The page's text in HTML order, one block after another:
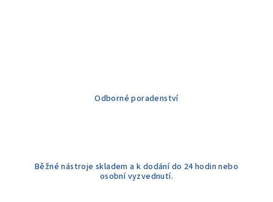
Odborné poradenství
Běžné nástroje skladem a k dodání do 24 hodin nebo
osobní vyzvednutí.